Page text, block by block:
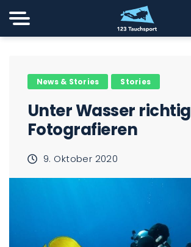
News & Stories Stories
Unter Wasser richtig
Fotografieren
9. Oktober 2020